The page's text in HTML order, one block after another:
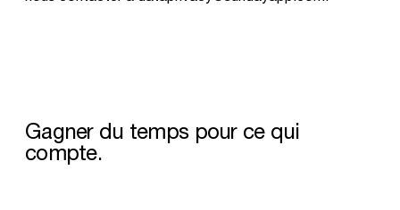
Gagner du temps pour ce qui
compte.